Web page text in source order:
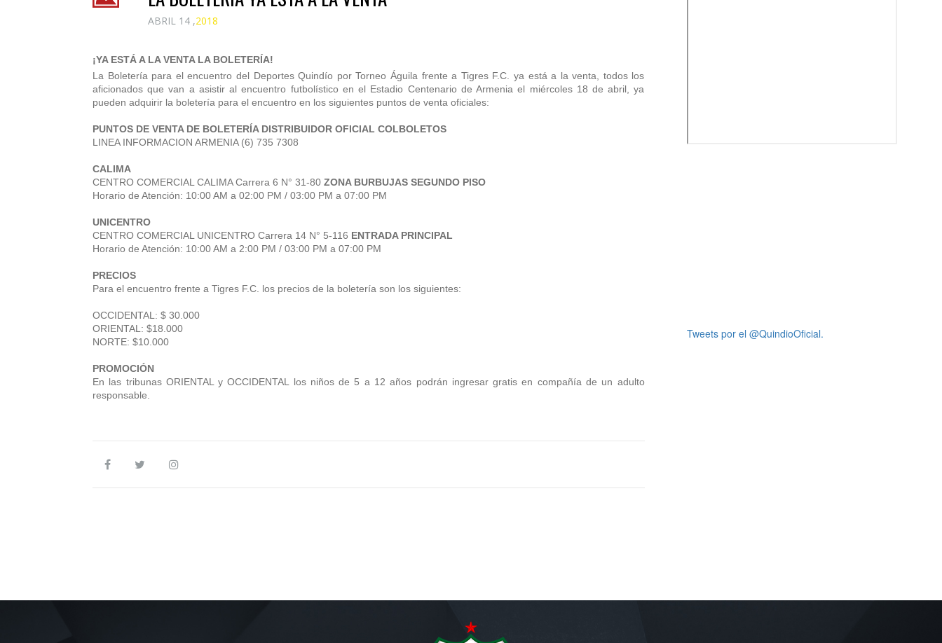
ABRIL 14 ,2018
¡YA ESTÁ A LA VENTA LA BOLETERÍA!
La Boletería para el encuentro del Deportes Quindío por Torneo Águila frente a Tigres F.C. ya está a la venta, todos los
aficionados que van a asistir al encuentro futbolístico en el Estadio Centenario de Armenia el miércoles 18 de abril, ya
pueden adquirir la boletería para el encuentro en los siguientes puntos de venta oficiales:
PUNTOS DE VENTA DE BOLETERÍA DISTRIBUIDOR OFICIAL COLBOLETOS
LINEA INFORMACION ARMENIA (6) 735 7308
CALIMA
CENTRO COMERCIAL CALIMA Carrera 6 N° 31-80 ZONA BURBUJAS SEGUNDO PISO
Horario de Atención: 10:00 AM a 02:00 PM / 03:00 PM a 07:00 PM
UNICENTRO
CENTRO COMERCIAL UNICENTRO Carrera 14 N° 5-116 ENTRADA PRINCIPAL
Horario de Atención: 10:00 AM a 2:00 PM / 03:00 PM a 07:00 PM
PRECIOS
Para el encuentro frente a Tigres F.C. los precios de la boletería son los siguientes:
OCCIDENTAL: $ 30.000
ORIENTAL: $18.000
NORTE: $10.000
PROMOCIÓN
En las tribunas ORIENTAL y OCCIDENTAL los niños de 5 a 12 años podrán ingresar gratis en compañía de un adulto
responsable.
Tweets por el @QuindioOficial.